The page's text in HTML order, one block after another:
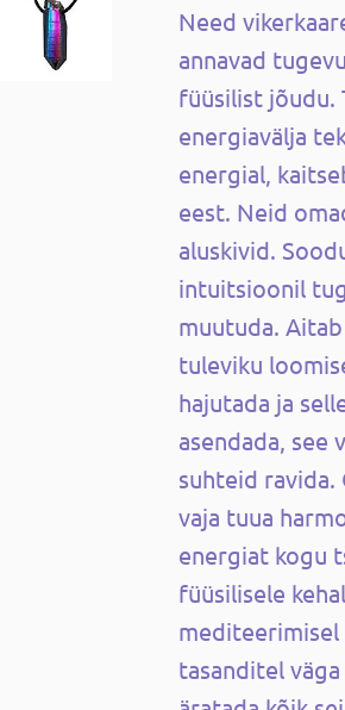
Need
annavad
füüsilist jõudu.
energiavälja
energial,
eest. Neid
aluskivid.
intuitsioonil
muutuda.
tuleviku
hajutada ja
asendada, see
suhteid ravida.
vaja tuua
energiat kogu
füüsilisele
mediteerimisel
tasanditel